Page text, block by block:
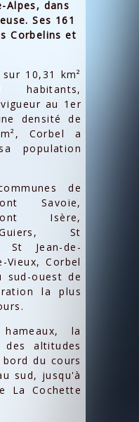
Alpes, dans
Ses 161
Corbelins et
10,31 km²
au 1er
densité de
Corbel a
population
de
Savoie,
Isère,
Guiers, St
St Jean-de-
Vieux, Corbel
ouest de
la plus
la
altitudes
du cours
sud, jusqu'à
La Cochette